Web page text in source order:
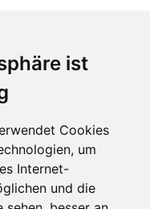
ist
Cookies
um
Internet-
und die